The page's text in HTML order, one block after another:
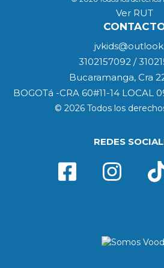
Ver RUT
3102157092 /
Bucaramanga, Cra
BOGOTá -CRA 60#11-14 LOCAL
© 2026 Todos los
REDES